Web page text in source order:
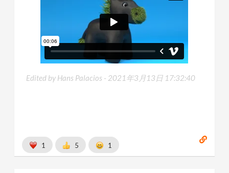
Edited by Hans Palacios - 2021年3月13日 17:32:40
1 5 1